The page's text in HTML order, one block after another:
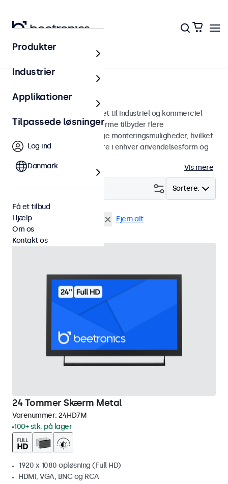
Skærme
24-tommer skærme
24 tommer skærme designet til industriel og kommerciel
brug. Vores 24-tommer skærme tilbyder flere
billedforbindelser og alsidige monteringsmuligheder, hvilket
gør dem nemme at integrere i enhver anvendelsesform og
Vis mere
Sortere:
Filter (1)
24 tommer skaerme Fjern alt
24 Tommer Skærm Metal
Varenummer: 24HD7M
100+ stk. på lager
1920 x 1080 opløsning (Full HD)
HDMI, VGA, BNC og RCA
Produkter
Industrier
Applikationer
Tilpassede løsninger
Log ind
Danmark
Få et tilbud
Hjælp
Om os
Kontakt os